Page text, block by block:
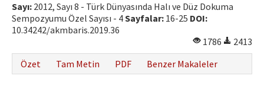
Sayı: 2012, Sayı 8 - Türk Dünyasında Halı ve Düz Dokuma
Sempozyumu Özel Sayısı - 4Sayfalar: 16-25 DOI:
10.34242/akmbaris.2019.36
1786
2413
Özet
Tam Metin PDF Benzer Makaleler